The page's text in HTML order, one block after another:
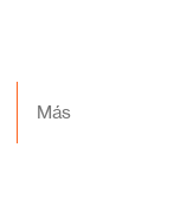
Más